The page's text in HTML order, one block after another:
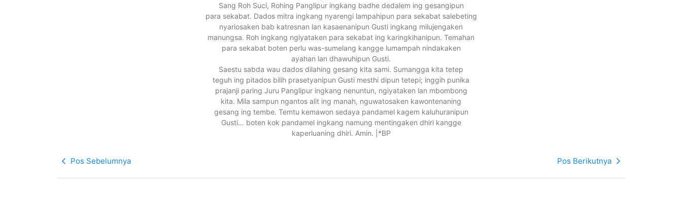
Sang Roh Suci, Rohing Panglipur ingkang badhe dedalem ing gesangipun
para sekabat. Dados mitra ingkang nyarengi lampahipun para sekabat salebeting
nyariosaken bab katresnan lan kasaenanipun Gusti ingkang milujengaken
manungsa. Roh ingkang ngiyataken para sekabat ing karingkihanipun. Temahan
para sekabat boten perlu was-sumelang kangge lumampah nindakaken
ayahan lan dhawuhipun Gusti.
Saestu sabda wau dados dilahing gesang kita sami. Sumangga kita tetep
teguh ing pitados bilih prasetyanipun Gusti mesthi dipun tetepi; inggih punika
prajanji paring Juru Panglipur ingkang nenuntun, ngiyataken lan mbombong
kita. Mila sampun ngantos alit ing manah, nguwatosaken kawontenaning
gesang ing tembe. Temtu kemawon sedaya pandamel kagem kaluhuranipun
Gusti… boten kok pandamel ingkang namung mentingaken dhiri kangge
kaperluaning dhiri. Amin. |*BP
Pos Sebelumnya Pos Berikutnya